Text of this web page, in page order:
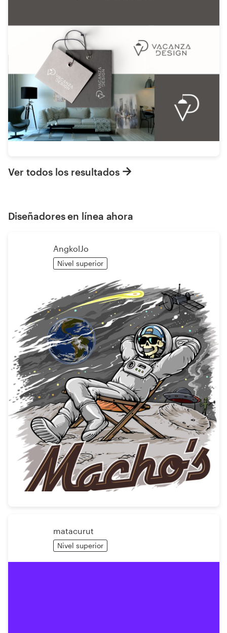
Ver todos los resultados
Diseñadores en línea ahora
AngkolJo
Nivel superior
matacurut
Nivel superior